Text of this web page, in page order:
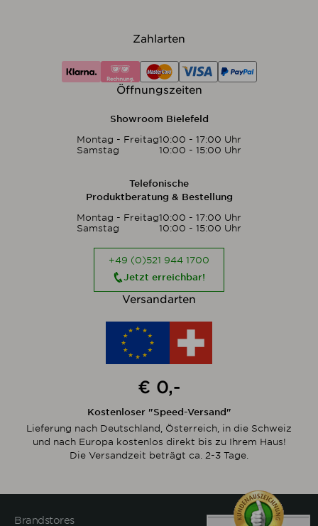
Zahlarten
Öffnungszeiten
Showroom Bielefeld
Montag - Freitag10:00 - 17:00 Uhr
Samstag
10:00 - 15:00 Uhr
Telefonische
Produktberatung & Bestellung
Montag - Freitag10:00 - 17:00 Uhr
Samstag
10:00 - 15:00 Uhr
+49 (0)521 944 1700
Jetzt erreichbar!
Versandarten
€ 0,-
Kostenloser "Speed-Versand"
Lieferung nach Deutschland, Österreich, in die Schweiz
und nach Europa kostenlos direkt bis zu Ihrem Haus!
Die Versandzeit beträgt ca. 2-3 Tage.
Brandstores